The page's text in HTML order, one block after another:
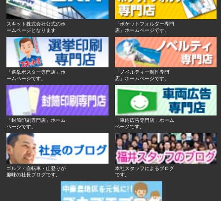
スキット株式会社公式のホ
ームページとなります
「ポケットフォルダー専門
店」ホームページです。
「選挙ポスター専門店」ホ
ームページです。
「ノベルティー制作専門
店」ホームページです。
「封筒印刷専門店」ホーム
ページです。
「車両広告専門店」ホーム
ページです。
ゴルフ・自転車・山登りが
趣味の社長ブログです。
本社スタッフによるブログ
です。